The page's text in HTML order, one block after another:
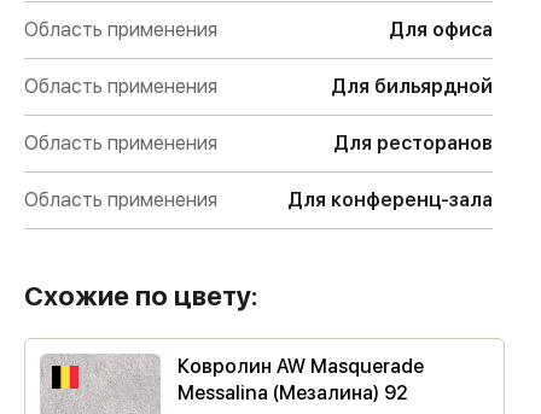
Область применения Для офиса
Область применения Для бильярдной
Область применения Для ресторанов
Область применения Для конференц-зала
Схожие по цвету:
Ковролин AW Masquerade
Messalina (Мезалина) 92